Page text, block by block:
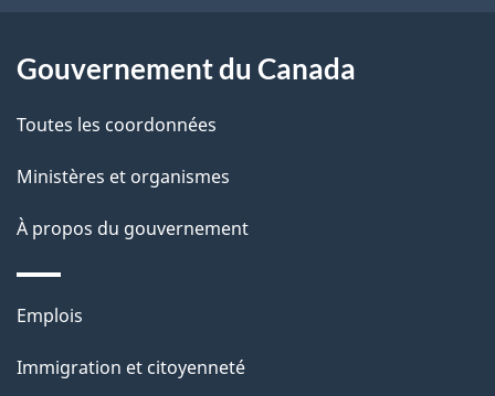
a
g
e
a
t
i
n
s
u
r
c
Gouvernement du Canada
Toutes les coordonnées
Ministères et organismes
À propos du gouvernement
Thèmes
sujets
Emplois
Immigration et citoyenneté